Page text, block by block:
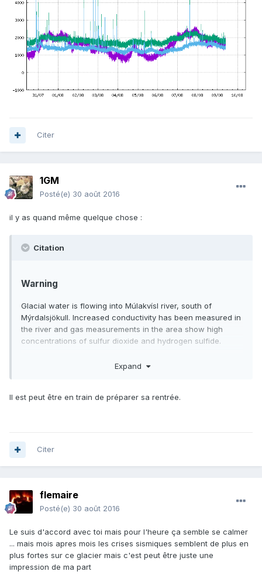
Citer
1GM
Posté(e) 30 août 2016
il y as quand même quelque chose :
Citation
Warning
Glacial water is flowing into Múlakvísl river, south of
Mýrdalsjökull. Increased conductivity has been measured in
the river and gas measurements in the area show high
concentrations of sulfur dioxide and hydrogen sulfide.
Expand
Il est peut être en train de préparer sa rentrée.
Citer
flemaire
Posté(e) 30 août 2016
Le suis d'accord avec toi mais pour l'heure ça semble se calmer
... mais mois apres mois les crises sismiques semblent de plus en
plus fortes sur ce glacier mais c'est peut être juste une
impression de ma part